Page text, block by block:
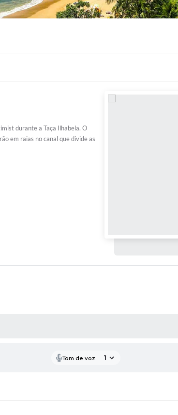
durante a Taça Ilhabela. O
em raias no canal que divide as
Tom de voz: